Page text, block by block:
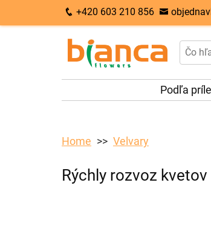
+420 603 210 856
Podľa
Home Velvary
Rýchly rozvoz